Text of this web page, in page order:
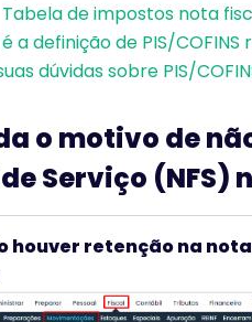
Tabela de impostos nota
a definição de PIS/COFINS
dúvidas sobre PIS/
o motivo de
Serviço (NFS)
houver retenção na